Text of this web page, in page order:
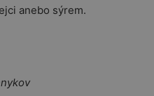
anebo sýrem.